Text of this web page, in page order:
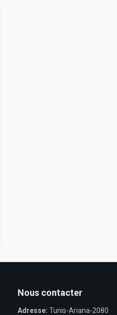
Nous contacter
Adresse: Tunis-Ariana-2080